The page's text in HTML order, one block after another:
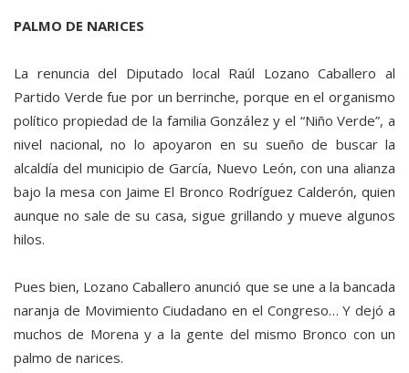
PALMO DE NARICES
La renuncia del Diputado local Raúl Lozano Caballero al
Partido Verde fue por un berrinche, porque en el organismo
político propiedad de la familia González y el “Niño Verde”, a
nivel nacional, no lo apoyaron en su sueño de buscar la
alcaldía del municipio de García, Nuevo León, con una alianza
bajo la mesa con Jaime El Bronco Rodríguez Calderón, quien
aunque no sale de su casa, sigue grillando y mueve algunos
hilos.
Pues bien, Lozano Caballero anunció que se une a la bancada
naranja de Movimiento Ciudadano en el Congreso… Y dejó a
muchos de Morena y a la gente del mismo Bronco con un
palmo de narices.